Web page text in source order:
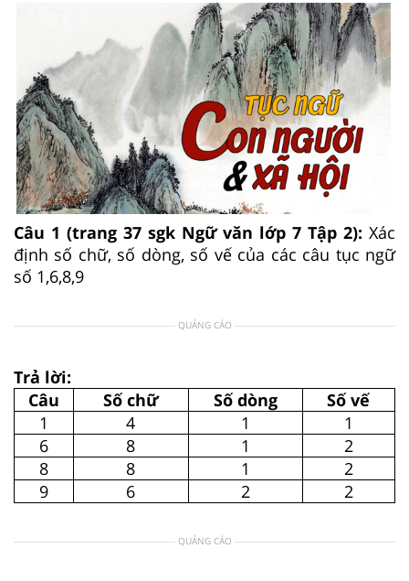
Câu 1 (trang 37 sgk Ngữ văn lớp 7 Tập 2): Xác
định số chữ, số dòng, số vế của các câu tục ngữ
số 1,6,8,9
QUẢNG CÁO
Trả lời:
Câu
Số chữ Số dòng
Số vế
1
4 1
1
6
8 1
2
8
8 1
2
9
6 2 2
QUẢNG CÁO